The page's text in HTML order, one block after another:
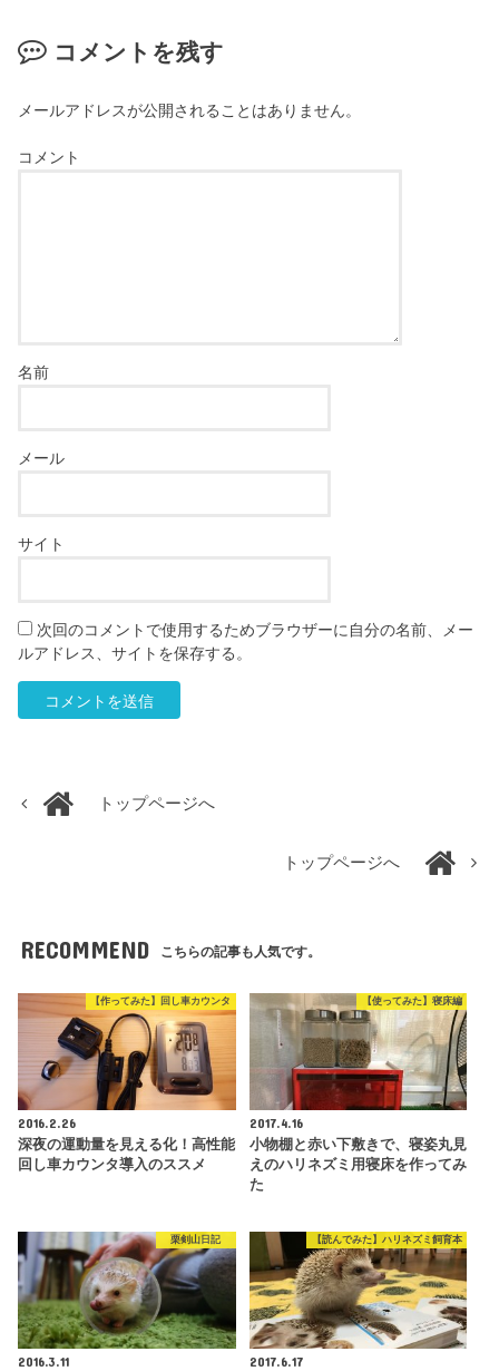
コメントを残す
メールアドレスが公開されることはありません。
コメント
名前
メール
サイト
次回のコメントで使用するためブラウザーに自分の名前、メー
ルアドレス、サイトを保存する。
トップページへ
トップページへ
RECOMMEND こちらの記事も人気です。
【作ってみた】回し車カウンタ
2016.2.26
深夜の運動量を見える化！高性能
回し車カウンタ導入のススメ
【使ってみた】寝床編
2017.4.16
小物棚と赤い下敷きで、寝姿丸見
えのハリネズミ用寝床を作ってみ
た
栗剣山日記
2016.3.11
【読んでみた】ハリネズミ飼育本
2017.6.17